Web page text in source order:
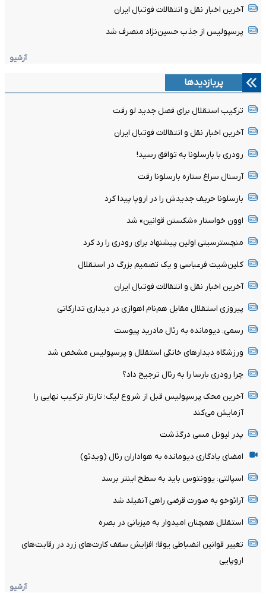
آخرین اخبار نقل و انتقالات فوتبال ایران
پرسپولیس از جذب حسین‌نژاد منصرف شد
آرشیو
پربازدیدها
ترکیب استقلال برای فصل جدید لو رفت
آخرین اخبار نقل و انتقالات فوتبال ایران
رودری با بارسلونا به توافق رسید!
آرسنال سراغ ستاره بارسلونا رفت
بارسلونا حریف جدیدش را در اروپا پیدا کرد
اوون خواستار «شکستن قوانین» شد
منچسترسیتی اولین پیشنهاد برای رودری را رد کرد
کلین‌شیت فرعباسی و یک تصمیم بزرگ در استقلال
آخرین اخبار نقل و انتقالات فوتبال ایران
پیروزی استقلال مقابل هم‌نام اهوازی در دیداری تدارکاتی
رسمی: دیومانده به رئال مادرید پیوست
ورزشگاه دیدارهای خانگی استقلال و پرسپولیس مشخص شد
چرا رودری بارسا را به رئال ترجیح داد؟
آخرین محک پرسپولیس قبل از شروع لیگ؛ تارتار ترکیب نهایی را
آزمایش می‌کند
پدر لیونل مسی درگذشت
امضای یادگاری دیومانده به هواداران رئال (ویدئو)
اسپالتی: یوونتوس باید به سطح اینتر برسد
آرائوخو به صورت قرضی راهی آنفیلد شد
استقلال همچنان امیدوار به میزبانی در بصره
تغییر قوانین انضباطی یوفا؛ افزایش سقف کارت‌های زرد در رقابت‌های
اروپایی
آرشیو